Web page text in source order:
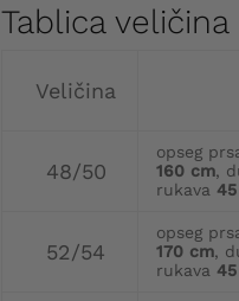
Tablica veličina
Veličina
48/50
opseg
160 cm,
rukava
52/54
opseg
170 cm,
rukava